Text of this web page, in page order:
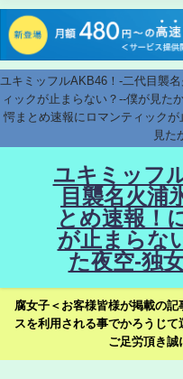
ユキミッフルAKB46！-二代目襲
ィックが止まらない？--僕が見た
愕まとめ速報にロマンティック
見た
ユキミッフ
目襲名火浦
とめ速報！
が止まらな
た夜空-独
腐女子＜お客様皆様が掲載の
スを利用される事でかろうじ
ご足労頂き誠